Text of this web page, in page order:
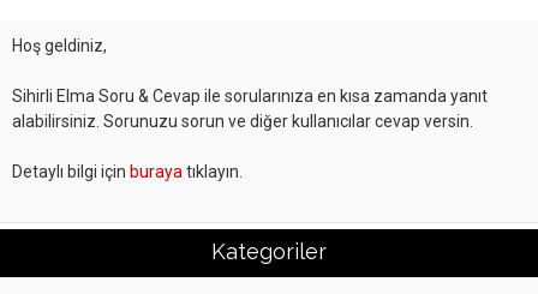
Hoş geldiniz,
Sihirli Elma Soru & Cevap ile sorularınıza en kısa zamanda yanıt
alabilirsiniz. Sorunuzu sorun ve diğer kullanıcılar cevap versin.
Detaylı bilgi için buraya tıklayın.
Kategoriler